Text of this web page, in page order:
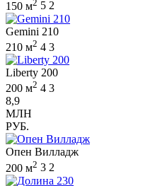
150 м
5 2
Gemini 210
210 м2 4 3
Liberty 200
200 м2 4 3
8,9
МЛН
РУБ.
Опен Вилладж
200 м2 3 2